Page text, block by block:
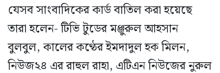
যেসব সাংবাদিকের কার্ড বাতিল করা হয়েছে
তারা হলেন- টিভি টুডের মঞ্জুরুল আহসান
বুলবুল, কালের কণ্ঠের ইমদাদুল হক মিলন,
নিউজ২৪ এর রাহুল রাহা, এটিএন নিউজের নুরুল